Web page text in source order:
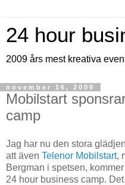
24 hour
2009 års mest kreativa
november 16, 2008
Mobilstart
camp
Jag har nu den stora
att även Telenor Mobilstart,
Bergman i spetsen,
24 hour business camp.